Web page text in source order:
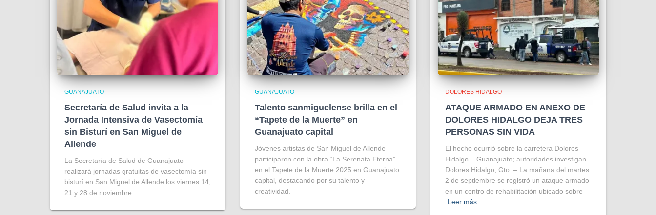
GUANAJUATO
Secretaría de Salud invita a la
Jornada Intensiva de Vasectomía
sin Bisturí en San Miguel de
Allende
La Secretaría de Salud de Guanajuato
realizará jornadas gratuitas de vasectomía sin
bisturí en San Miguel de Allende los viernes 14,
21 y 28 de noviembre.
GUANAJUATO
Talento sanmiguelense brilla en el
“Tapete de la Muerte” en
Guanajuato capital
Jóvenes artistas de San Miguel de Allende
participaron con la obra “La Serenata Eterna”
en el Tapete de la Muerte 2025 en Guanajuato
capital, destacando por su talento y
creatividad.
DOLORES HIDALGO
ATAQUE ARMADO EN ANEXO DE
DOLORES HIDALGO DEJA TRES
PERSONAS SIN VIDA
El hecho ocurrió sobre la carretera Dolores
Hidalgo – Guanajuato; autoridades investigan
Dolores Hidalgo, Gto. – La mañana del martes
2 de septiembre se registró un ataque armado
en un centro de rehabilitación ubicado sobre
Leer más